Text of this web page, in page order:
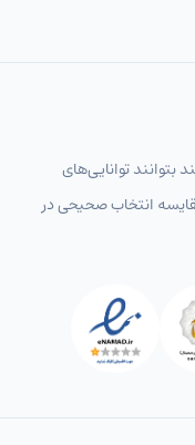
توانایی‌های
انتخاب‌ صحیحی در